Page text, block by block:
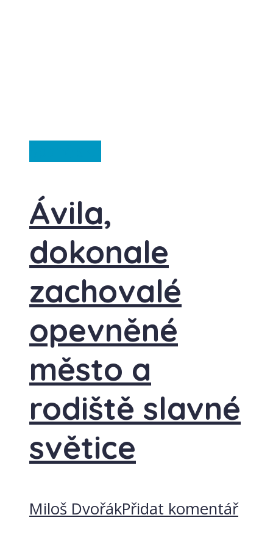
Ávila,
dokonale
zachovalé
opevněné
město a
rodiště slavné
světice
Miloš DvořákPřidat komentář